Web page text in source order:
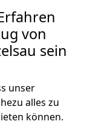
von
sein
unser
alles zu
können.